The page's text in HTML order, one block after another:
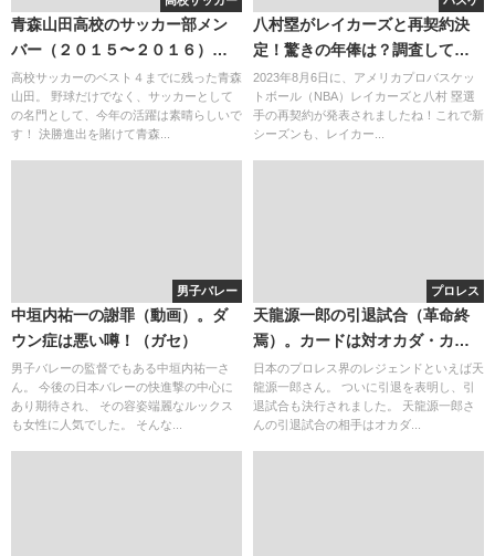
青森山田高校のサッカー部メン
バー（２０１５〜２０１６）。
神野優太と高橋壱晟に注目！出
身地（中学）・クラブ
高校サッカーのベスト４までに残った青森
山田。 野球だけでなく、サッカーとして
の名門として、今年の活躍は素晴らしいで
す！ 決勝進出を賭けて青森...
八村塁がレイカーズと再契約決
定！驚きの年俸は？調査してみ
た！
2023年8月6日に、アメリカプロバスケッ
トボール（NBA）レイカーズと八村 塁選
手の再契約が発表されましたね！これで新
シーズンも、レイカー...
男子バレー
中垣内祐一の謝罪（動画）。ダ
ウン症は悪い噂！（ガセ）
男子バレーの監督でもある中垣内祐一さ
ん。 今後の日本バレーの快進撃の中心に
あり期待され、 その容姿端麗なルックス
も女性に人気でした。 そんな...
プロレス
天龍源一郎の引退試合（革命終
焉）。カードは対オカダ・カズ
チカ。負けたがテレビ放映は？
チケットを持ってた人は幸せ
者！
日本のプロレス界のレジェンドといえば天
龍源一郎さん。 ついに引退を表明し、引
退試合も決行されました。 天龍源一郎さ
んの引退試合の相手はオカダ...